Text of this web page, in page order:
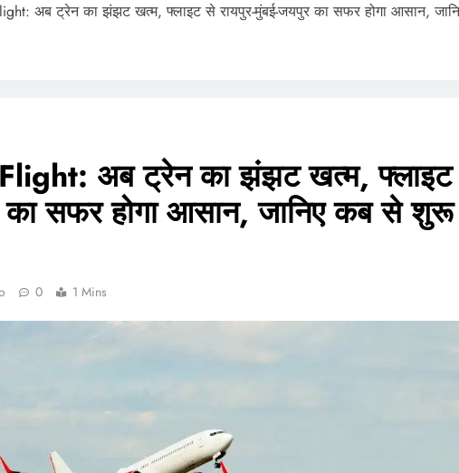
अब ट्रेन का झंझट खत्म, फ्लाइट से रायपुर-मुंबई-जयपुर का सफर होगा आसान,
अब ट्रेन का झंझट खत्म,
का सफर होगा आसान, जानिए कब से शुरू
0 1 Mins